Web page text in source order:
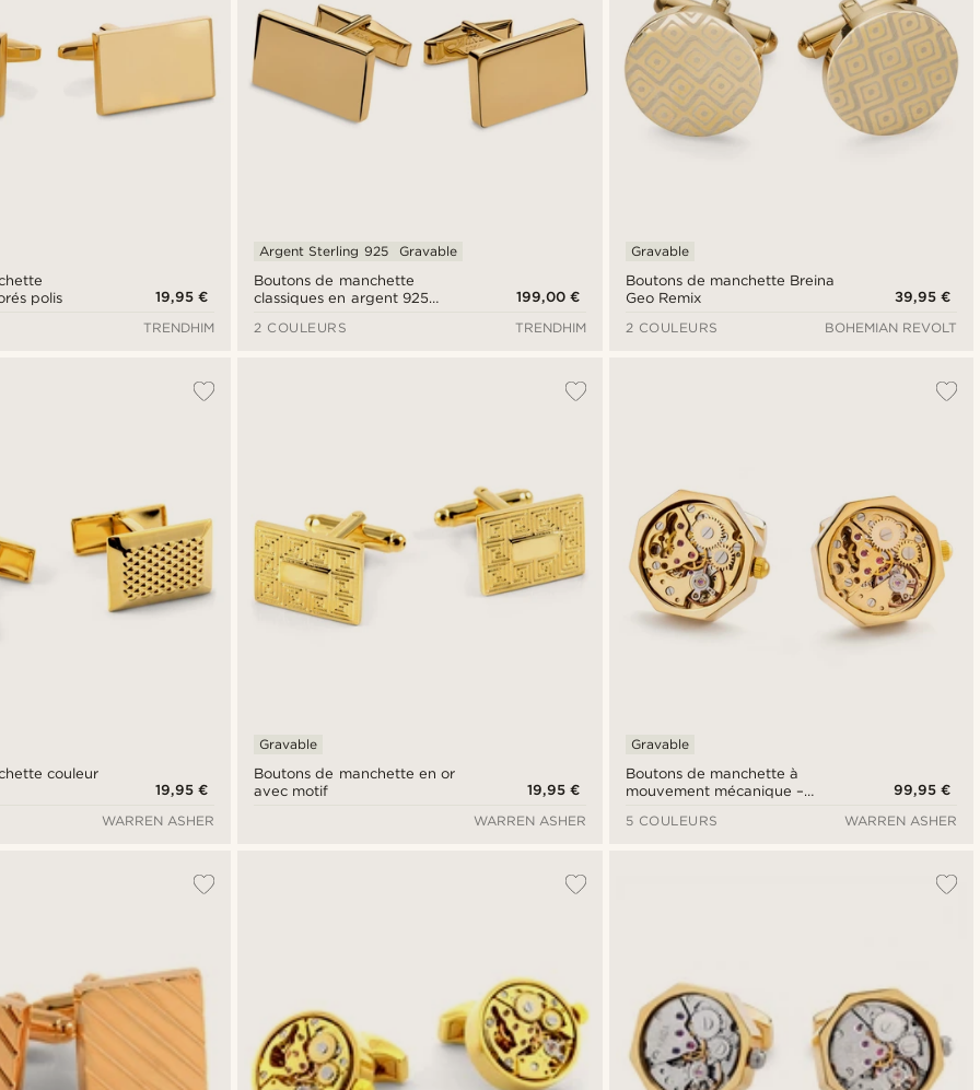
polis
19,95 €
TRENDHIM
Boutons de manchette
classiques en argent 925
Argent Sterling 925 Gravable
199,00 €
2 COULEURS
TRENDHIM
Boutons de manchette Breina
Geo Remix
Gravable
39,95 €
2 COULEURS
BOHEMIAN REVOLT
couleur
19,95 €
WARREN ASHER
Boutons de manchette en or
avec motif
Gravable
19,95 €
WARREN ASHER
Boutons de manchette à
mouvement mécanique –
Gravable
99,95 €
5 COULEURS
WARREN ASHER